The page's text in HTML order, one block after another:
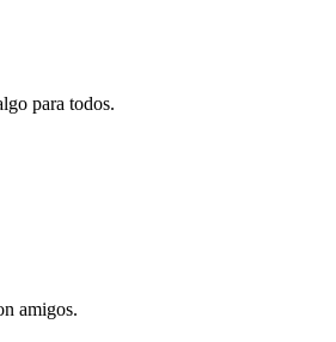
para todos.
amigos.